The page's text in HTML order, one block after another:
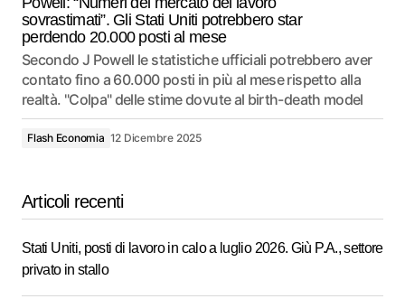
sovrastimati”. Gli Stati Uniti potrebbero star
perdendo 20.000 posti al mese
Secondo J Powell le statistiche ufficiali potrebbero aver
contato fino a 60.000 posti in più al mese rispetto alla
realtà. "Colpa" delle stime dovute al birth-death model
Flash Economia 12 Dicembre 2025
Articoli recenti
Stati Uniti, posti di lavoro in calo a luglio 2026. Giù P.A., settore
privato in stallo